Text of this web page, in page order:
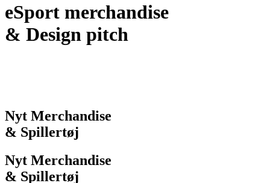
eSport merchandise
& Design pitch
Nyt Merchandise
& Spillertøj
Nyt Merchandise
& Spillertøj